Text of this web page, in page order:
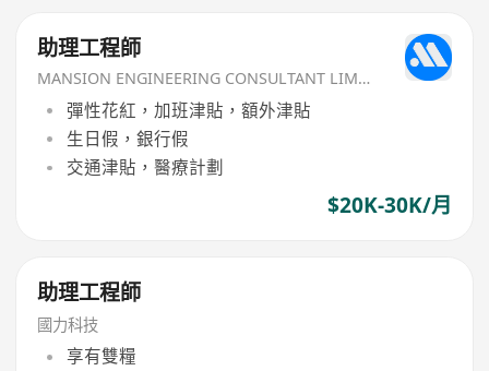
助理工程師
MANSION ENGINEERING CONSULTANT LIMITED
彈性花紅，加班津貼，額外津貼
生日假，銀行假
交通津貼，醫療計劃
$20K-30K/月
助理工程師
國力科技
享有雙糧